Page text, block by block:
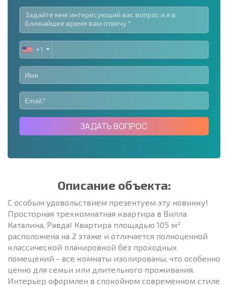
UNITED
STATES
+1
+1
ЗАДАТЬ ВОПРОС
Описание объекта:
С особым удовольствием презентуем эту новинку!
Просторная трехкомнатная квартира в Вилла
Каталина, Равда! Квартира площадью 105 м²
расположена на 2 этаже и отличается полноценной
классической планировкой без проходных
помещений - все комнаты изолированы, что особенно
ценно для семьи или длительного проживания.
Интерьер оформлен в спокойном современном стиле